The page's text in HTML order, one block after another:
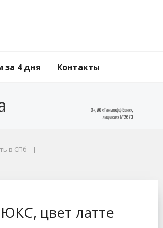
за 4 дня Контакты
1001)
в СПб
цвет латте